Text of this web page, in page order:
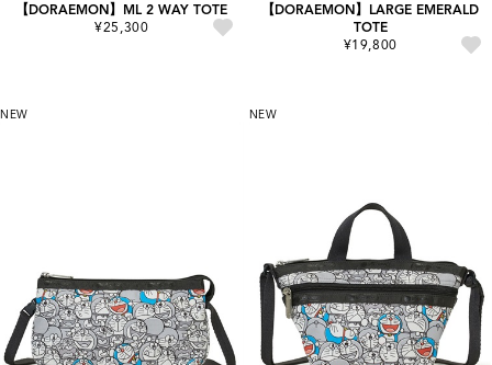
【DORAEMON】ML 2 WAY TOTE
¥25,300
【DORAEMON】LARGE EMERALD
TOTE
¥19,800
NEW NEW